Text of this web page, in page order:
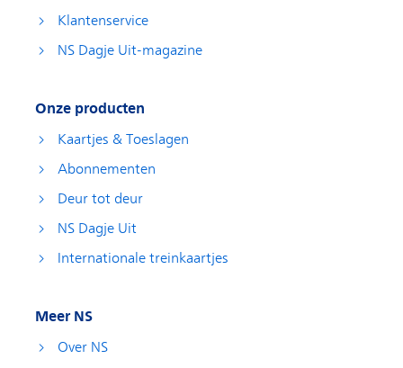
Klantenservice
NS Dagje Uit-magazine
Onze producten
Kaartjes & Toeslagen
Abonnementen
Deur tot deur
NS Dagje Uit
Internationale treinkaartjes
Meer NS
Over NS